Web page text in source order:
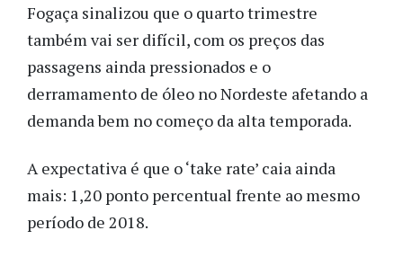
Fogaça sinalizou que o quarto trimestre
também vai ser difícil, com os preços das
passagens ainda pressionados e o
derramamento de óleo no Nordeste afetando a
demanda bem no começo da alta temporada.
A expectativa é que o ‘take rate’ caia ainda
mais: 1,20 ponto percentual frente ao mesmo
período de 2018.